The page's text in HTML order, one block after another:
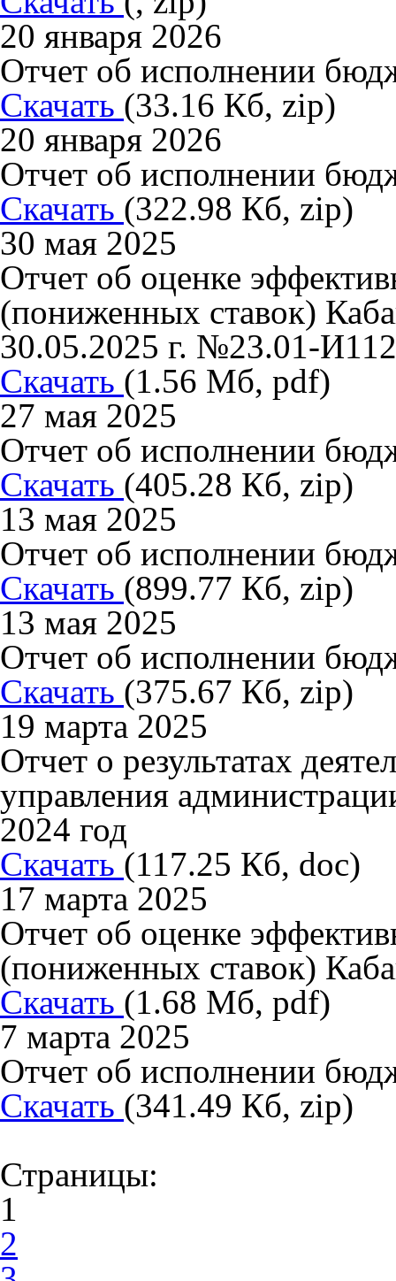
20 января 2026
Отчет об исполнении
Скачать (33.16 Кб, zip)
20 января 2026
Отчет об исполнении
Скачать (322.98 Кб, zip)
30 мая 2025
Отчет об оценке
(пониженных ставок)
30.05.2025 г. №23.01-
Скачать (1.56 Мб, pdf)
27 мая 2025
Отчет об исполнении
Скачать (405.28 Кб, zip)
13 мая 2025
Отчет об исполнении
Скачать (899.77 Кб, zip)
13 мая 2025
Отчет об исполнении
Скачать (375.67 Кб, zip)
19 марта 2025
Отчет о результатах
управления
2024 год
Скачать (117.25 Кб, doc)
17 марта 2025
Отчет об оценке
(пониженных ставок)
Скачать (1.68 Мб, pdf)
7 марта 2025
Отчет об исполнении
Скачать (341.49 Кб, zip)
Страницы:
1
2